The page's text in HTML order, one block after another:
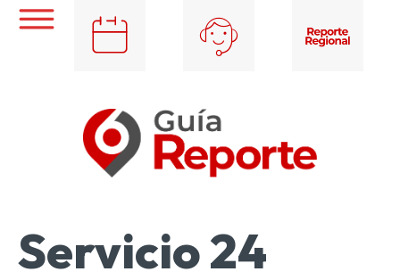
Servicio 24